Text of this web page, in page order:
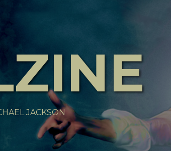
JACKSON